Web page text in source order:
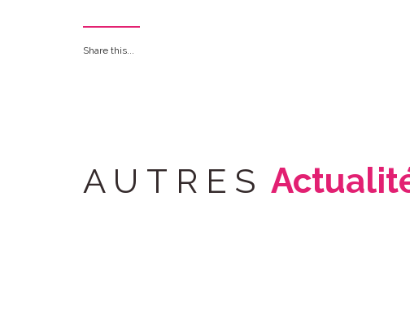
Share this...
AUTRES